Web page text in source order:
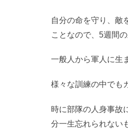
自分の命を守り、敵
ことなので、5週間
一般人から軍人に生
様々な訓練の中でも
時に部隊の人身事故
分一生忘れられない